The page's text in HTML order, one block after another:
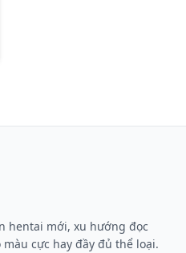
hentai mới, xu hướng đọc
cực hay đầy đủ thể loại.